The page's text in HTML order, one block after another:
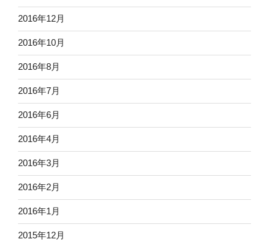
2016年12月
2016年10月
2016年8月
2016年7月
2016年6月
2016年4月
2016年3月
2016年2月
2016年1月
2015年12月